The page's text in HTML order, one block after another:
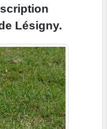
Lésigny.